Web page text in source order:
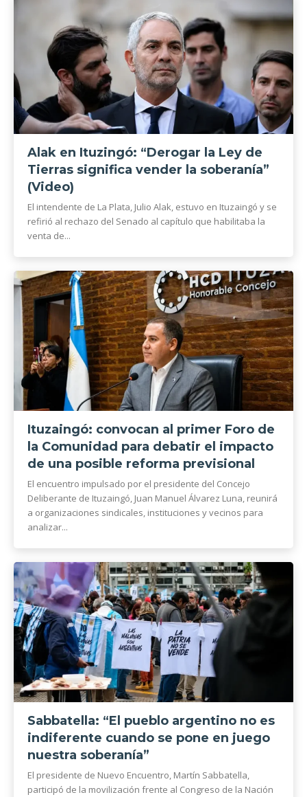
Alak en Ituzingó: “Derogar la Ley de
Tierras significa vender la soberanía”
(Video)
El intendente de La Plata, Julio Alak, estuvo en Ituzaingó y se
refirió al rechazo del Senado al capítulo que habilitaba la
venta de...
Ituzaingó: convocan al primer Foro de
la Comunidad para debatir el impacto
de una posible reforma previsional
El encuentro impulsado por el presidente del Concejo
Deliberante de Ituzaingó, Juan Manuel Álvarez Luna, reunirá
a organizaciones sindicales, instituciones y vecinos para
analizar...
Sabbatella: “El pueblo argentino no es
indiferente cuando se pone en juego
nuestra soberanía”
El presidente de Nuevo Encuentro, Martín Sabbatella,
participó de la movilización frente al Congreso de la Nación